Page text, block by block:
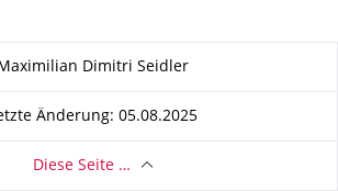
Maximilian Dimitri Seidler
Änderung: 05.08.2025
Diese Seite …